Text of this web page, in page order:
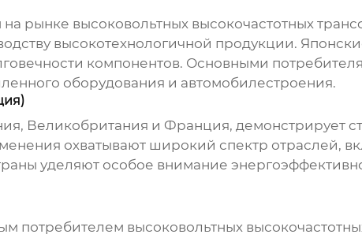
на рынке высоковольтных высокочастотных
высокотехнологичной продукции.
компонентов. Основными
оборудования и автомобилестроения.
Великобритания и Франция, демонстрирует
охватывают широкий спектр отраслей,
уделяют особое внимание
потребителем высоковольтных